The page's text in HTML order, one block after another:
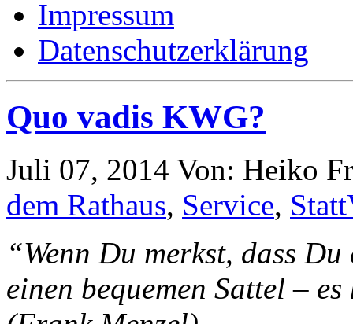
Impressum
Datenschutzerklärung
Quo vadis KWG?
Juli 07, 2014 Von: Heiko
dem Rathaus, Service,
“Wenn Du merkst, dass
einen bequemen Sattel –